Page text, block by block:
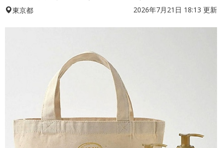
東京都 2026年7月21日 18:13 更新